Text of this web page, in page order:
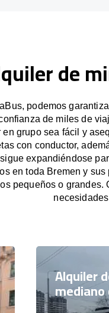
de
podemos
de miles de
en grupo sea fácil y
con conductor,
expandiéndose
en toda Bremen y
pequeños o grandes.
Alquiler